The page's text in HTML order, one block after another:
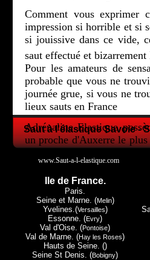
Saut à l'élastique Savoie -
Ile de France.
Paris.
Seine et Marne. (Melin)
Yvelines.(Versailles)
Essonne. (Evry)
Val d'Oise. (Pontoise)
Val de Marne. (Hay les Roses)
Hauts de Seine. ()
Seine St Denis. (Bobigny)
Comment vous exprimer
impression si horrible et si
si jouissive dans ce vide,
saut effectué et
Pour les amateurs de
probable que vous ne
journée grue, si vous ne
lieux sauts en France
Adrénaline Elastique
un proche d'Auxerre le
la Lorraine et le petit
Tous les trois ont leur
de Paris, Exermont lui
Luxembourg, mais c'est
Must du Must le touché
Nous espérons vous avoir
donc peut-être pour un
www.Saut-a-l-elastique.com